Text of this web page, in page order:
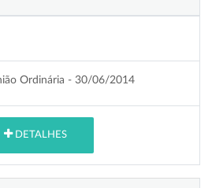
Ordinária - 30/06/2014
DETALHES